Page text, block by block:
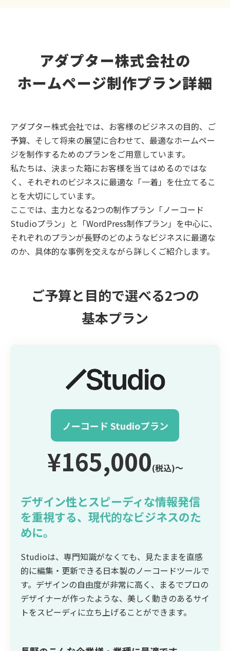
アダプター株式会社の
ホームページ制作プラン詳細
アダプター株式会社では、お客様のビジネスの目的、ご
予算、そして将来の展望に合わせて、最適なホームペー
ジを制作するためのプランをご用意しています。
私たちは、決まった箱にお客様を当てはめるのではな
く、それぞれのビジネスに最適な「一着」を仕立てるこ
とを大切にしています。
ここでは、主力となる2つの制作プラン「ノーコード
Studioプラン」と「WordPress制作プラン」を中心に、
それぞれのプランが長野のどのようなビジネスに最適な
のか、具体的な事例を交えながら詳しくご紹介します。
ご予算と目的で選べる2つの
基本プラン
ノーコード Studioプラン
¥165,000(税込)〜
デザイン性とスピーディな情報発信
を重視する、現代的なビジネスのた
めに。
Studioは、専門知識がなくても、見たままを直感
的に編集・更新できる日本製のノーコードツールで
す。デザインの自由度が非常に高く、まるでプロの
デザイナーが作ったような、美しく動きのあるサイ
トをスピーディに立ち上げることができます。